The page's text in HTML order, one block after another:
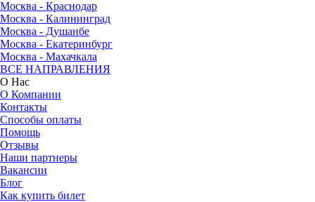
Москва - Краснодар
Москва - Калининград
Москва - Душанбе
Москва - Екатеринбург
Москва - Махачкала
ВСЕ НАПРАВЛЕНИЯ
О Нас
О Компании
Контакты
Способы оплаты
Помощь
Отзывы
Наши партнеры
Вакансии
Блог
Как купить билет